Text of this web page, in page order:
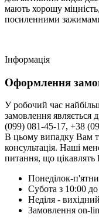
мають хорошу
посиленними
Інформація
Оформлення
У робочий час
замовлення являється
(099) 081-45-17, +38
В цьому випадку Вам
консультація. Наші
питання, що цікавлять
Понеділок-
Субота з 10:00
Неділя - вихідний
Замовлення on-